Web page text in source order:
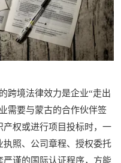
境法律效力是企业“走出
需要与蒙古的合作伙伴签
权或进行项目投标时，一
照、公司章程、授权委托
谨的国际认证程序，方能